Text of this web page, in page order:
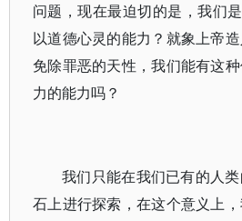
问题，现在最迫切的是，我们
以道德心灵的能力？就象上帝
免除罪恶的天性，我们能有这
力的能力吗？
我们只能在我们已有的人
石上进行探索，在这个意义上